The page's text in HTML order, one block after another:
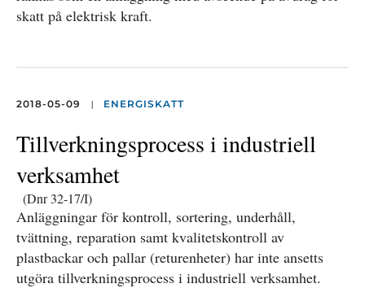
skatt på elektrisk kraft.
2018-05-09 | ENERGISKATT
Tillverkningsprocess i industriell
verksamhet
(Dnr 32-17/I)
Anläggningar för kontroll, sortering, underhåll,
tvättning, reparation samt kvalitetskontroll av
plastbackar och pallar (returenheter) har inte ansetts
utgöra tillverkningsprocess i industriell verksamhet.